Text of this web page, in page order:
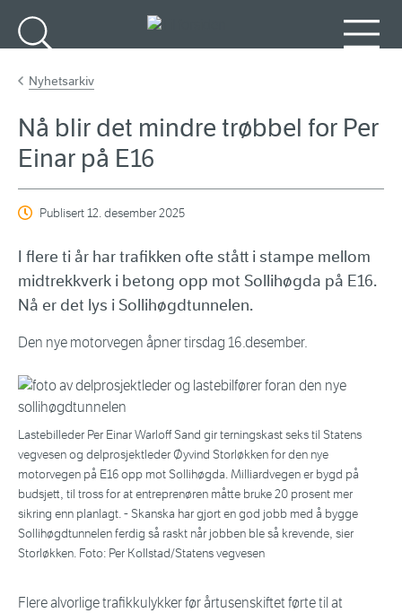
Nyhetsarkiv
Nå blir det mindre trøbbel for Per
Einar på E16
Publisert12. desember 2025
I flere ti år har trafikken ofte stått i stampe mellom
midtrekkverk i betong opp mot Sollihøgda på E16.
Nå er det lys i Sollihøgdtunnelen.
Den nye motorvegen åpner tirsdag 16.desember.
Lastebilleder Per Einar Warloff Sand gir terningskast seks til Statens
vegvesen og delprosjektleder Øyvind Storløkken for den nye
motorvegen på E16 opp mot Sollihøgda. Milliardvegen er bygd på
budsjett, til tross for at entreprenøren måtte bruke 20 prosent mer
sikring enn planlagt. - Skanska har gjort en god jobb med å bygge
Sollihøgdtunnelen ferdig så raskt når jobben ble så krevende, sier
Storløkken. Foto: Per Kollstad/Statens vegvesen
Flere alvorlige trafikkulykker før årtusenskiftet førte til at